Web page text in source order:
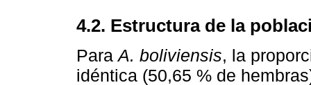
4.2. Estructura de la
ParaA. boliviensis, la
idéntica (50,65 % de